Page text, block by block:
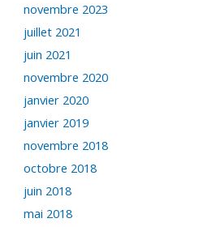
novembre 2023
juillet 2021
juin 2021
novembre 2020
janvier 2020
janvier 2019
novembre 2018
octobre 2018
juin 2018
mai 2018